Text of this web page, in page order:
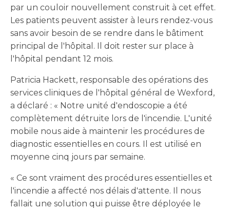
par un couloir nouvellement construit à cet effet.
Les patients peuvent assister à leurs rendez-vous
sans avoir besoin de se rendre dans le bâtiment
principal de l'hôpital. Il doit rester sur place à
l'hôpital pendant 12 mois.
Patricia Hackett, responsable des opérations des
services cliniques de l'hôpital général de Wexford,
a déclaré : « Notre unité d'endoscopie a été
complètement détruite lors de l'incendie. L'unité
mobile nous aide à maintenir les procédures de
diagnostic essentielles en cours. Il est utilisé en
moyenne cinq jours par semaine.
« Ce sont vraiment des procédures essentielles et
l'incendie a affecté nos délais d'attente. Il nous
fallait une solution qui puisse être déployée le